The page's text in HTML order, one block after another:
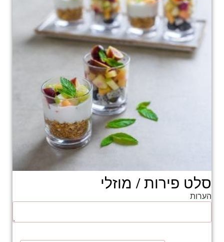
סלט פירות / מוזלי
הערות